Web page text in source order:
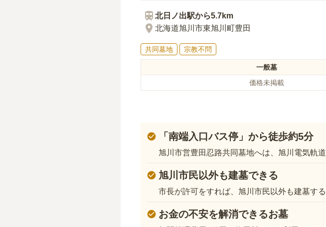
北日ノ出駅から5.7km
北海道旭川市東旭川町豊田
共同墓地 宗教不問
一般墓
価格未掲載
「南端入口バス停」から徒歩約5分
旭川市営豊田忍路共同墓地へは、旭川電気軌
旭川市民以外も建墓できる
市長が許可をすれば、旭川市民以外も建墓す
お金の不安を解消できるお墓